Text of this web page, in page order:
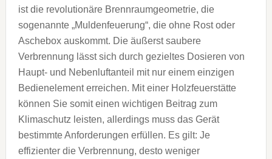
ist die revolutionäre Brennraumgeometrie, die
sogenannte „Muldenfeuerung“, die ohne Rost oder
Aschebox auskommt. Die äußerst saubere
Verbrennung lässt sich durch gezieltes Dosieren von
Haupt- und Nebenluftanteil mit nur einem einzigen
Bedienelement erreichen. Mit einer Holzfeuerstätte
können Sie somit einen wichtigen Beitrag zum
Klimaschutz leisten, allerdings muss das Gerät
bestimmte Anforderungen erfüllen. Es gilt: Je
effizienter die Verbrennung, desto weniger